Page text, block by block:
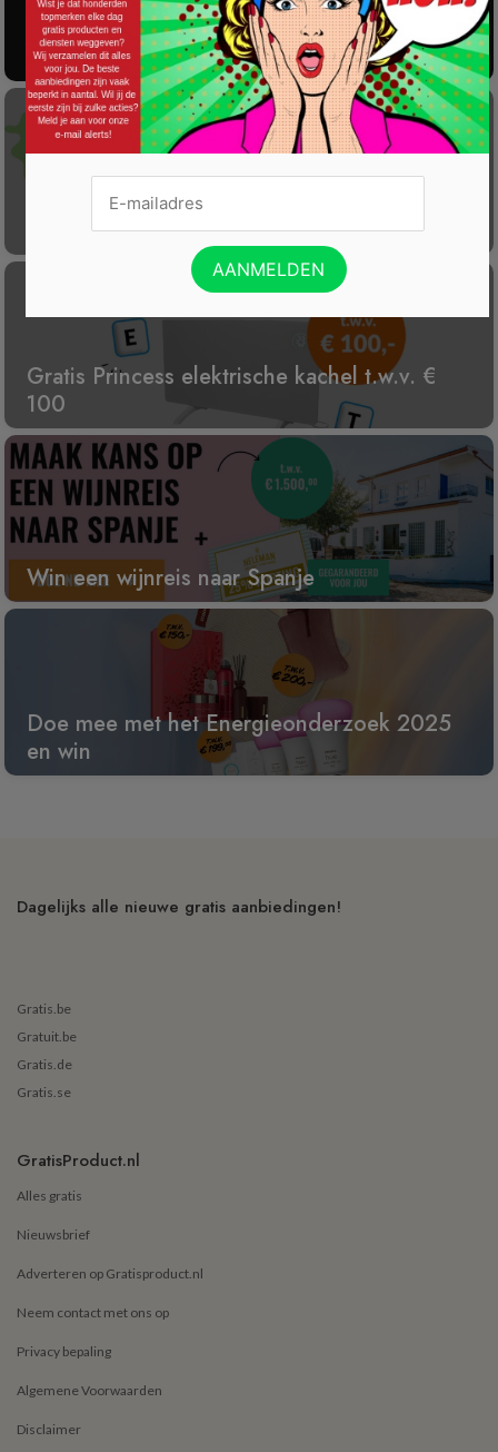
Gratis 2025 Alarmsysteem Testen!
Laat éénmalig GRATIS je container reinigen
Gratis Princess elektrische kachel t.w.v. €
100
Win een wijnreis naar Spanje
Doe mee met het Energieonderzoek 2025
en win
Dagelijks alle nieuwe gratis aanbiedingen!
Gratis.be
Gratuit.be
Gratis.de
Gratis.se
GratisProduct.nl
Alles gratis
Nieuwsbrief
Adverteren op Gratisproduct.nl
Neem contact met ons op
Privacy bepaling
Algemene Voorwaarden
Disclaimer